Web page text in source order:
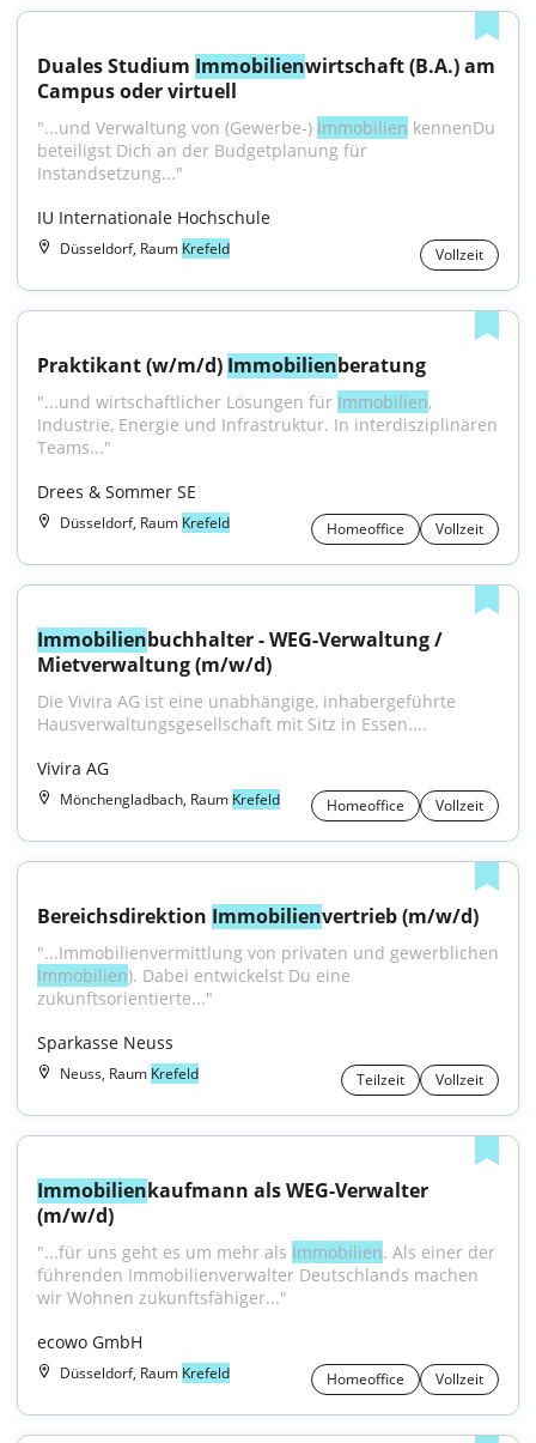
Duales Studium Immobilienwirtschaft (B.A.) am
Campus oder virtuell
"...und Verwaltung von (Gewerbe-) Immobilien kennenDu
beteiligst Dich an der Budgetplanung für
Instandsetzung..."
IU Internationale Hochschule
Düsseldorf, Raum Krefeld Vollzeit
Praktikant (w/m/d) Immobilienberatung
"...und wirtschaftlicher Lösungen für Immobilien,
Industrie, Energie und Infrastruktur. In interdisziplinären
Teams..."
Drees & Sommer SE
Düsseldorf, Raum Krefeld Homeoffice Vollzeit
Immobilienbuchhalter - WEG-Verwaltung /
Mietverwaltung (m/w/d)
Die Vivira AG ist eine unabhängige, inhabergeführte
Hausverwaltungsgesellschaft mit Sitz in Essen....
Vivira AG
Mönchengladbach, Raum Krefeld Homeoffice Vollzeit
Bereichsdirektion Immobilienvertrieb (m/w/d)
Immobilien). Dabei entwickelst Du eine
zukunftsorientierte..."
Sparkasse Neuss
Neuss, Raum Krefeld Teilzeit Vollzeit
Immobilienkaufmann als WEG-Verwalter
(m/w/d)
"...für uns geht es um mehr als Immobilien. Als einer der
führenden Immobilienverwalter Deutschlands machen
wir Wohnen zukunftsfähiger..."
ecowo GmbH
Düsseldorf, Raum Krefeld Homeoffice Vollzeit